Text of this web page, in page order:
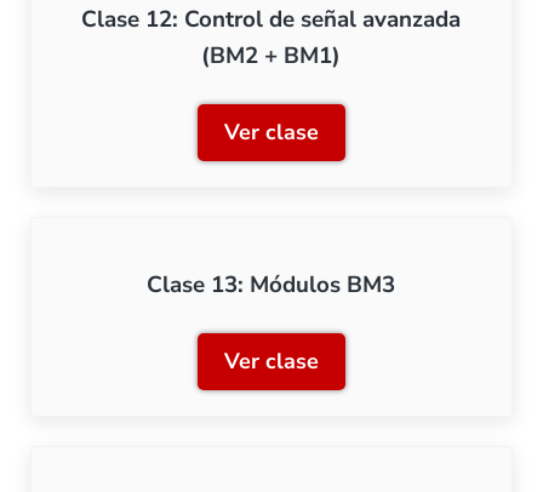
Clase 12: Control de señal avanzada
(BM2 + BM1)
Ver claseClase 12: Control de
Clase 13: Módulos BM3
Ver claseClase 13: Módulos BM3